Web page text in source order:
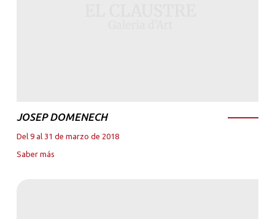
JOSEP DOMENECH
Del 9 al 31 de marzo de 2018
Saber más